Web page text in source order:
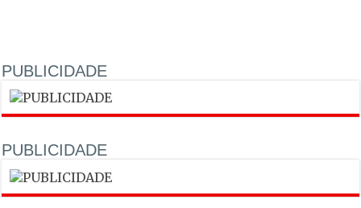
PUBLICIDADE
PUBLICIDADE